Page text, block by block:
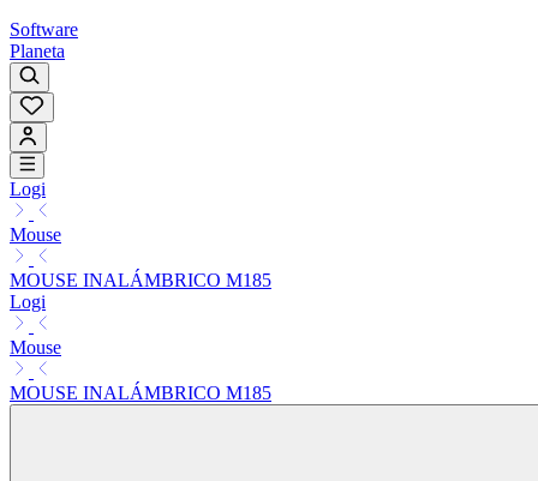
Software
Planeta
Logi
Mouse
MOUSE INALÁMBRICO M185
Logi
Mouse
MOUSE INALÁMBRICO M185